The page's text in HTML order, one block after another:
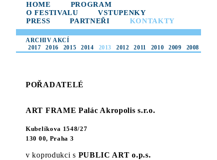
HOME
PROGRAM
O FESTIVALU
VSTUPENKY
PRESS
PARTNEŘI KONTAKTY
ARCHIV AKCÍ
2017
2016 2015 2014 2013 2012 2011 2010 2009 2008
POŘADATELÉ
ART FRAME Palác Akropolis s.r.o.
Kubelíkova 1548/27
130 00, Praha 3
v koprodukci s PUBLIC ART o.p.s.